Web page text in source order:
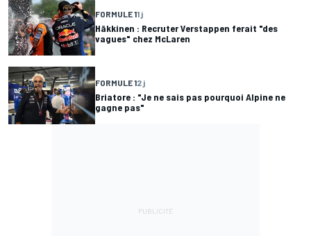
FORMULE 11 j
Häkkinen : Recruter Verstappen ferait "des
vagues" chez McLaren
FORMULE 12 j
Briatore : "Je ne sais pas pourquoi Alpine ne
gagne pas"